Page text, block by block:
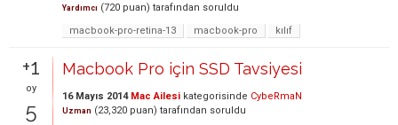
Yardımcı (720 puan) tarafından soruldu
macbook-pro-retina-13
macbook-pro kılıf
+1
oy
5
Macbook Pro için SSD Tavsiyesi
16 Mayıs 2014 Mac Ailesi kategorisinde CybeRmaN
Uzman (23,320 puan) tarafından soruldu